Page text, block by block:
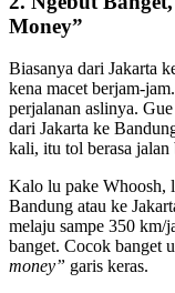
Money”
Biasanya dari Jakarta
kena macet berjam-
perjalanan aslinya.
dari Jakarta ke
kali, itu tol berasa jalan
Kalo lu pake Whoosh,
Bandung atau ke
melaju sampe 350 km/
banget. Cocok banget
money” garis keras.